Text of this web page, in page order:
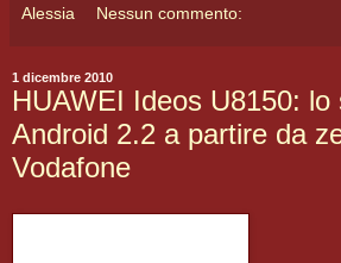
Alessia Nessun commento:
1 dicembre 2010
HUAWEI Ideos U8150: lo
Android 2.2 a partire da
Vodafone